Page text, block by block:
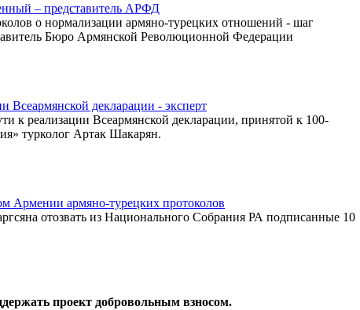
– представитель АРФД
о нормализации армяно-турецких отношений - шаг
Бюро Армянской Революционной Федерации
Всеармянской декларации - эксперт
к реализации Всеармянской декларации, принятой к 100-
турколог Артак Шакарян.
Армении армяно-турецких протоколов
отозвать из Национального Собрания РА подписанные 10
проект добровольным взносом.